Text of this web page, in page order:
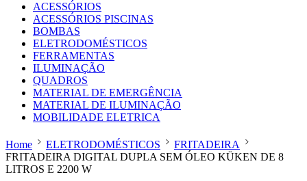
ACESSÓRIOS
ACESSÓRIOS PISCINAS
BOMBAS
ELETRODOMÉSTICOS
FERRAMENTAS
ILUMINAÇÃO
QUADROS
MATERIAL DE EMERGÊNCIA
MATERIAL DE ILUMINAÇÃO
MOBILIDADE ELETRICA
Home ELETRODOMÉSTICOS
FRITADEIRA
FRITADEIRA DIGITAL DUPLA SEM ÓLEO KÜKEN DE 8
LITROS E 2200 W